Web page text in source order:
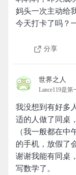
妈头一次主动给
今天打卡了吗？
分享
世界之人
我没想到有好多
适的人做了同桌
（我一般都在
的手机，放假了
谢谢我能有同桌
写数学了。